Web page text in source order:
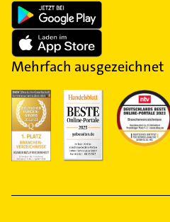
Mehrfach ausgezeichnet